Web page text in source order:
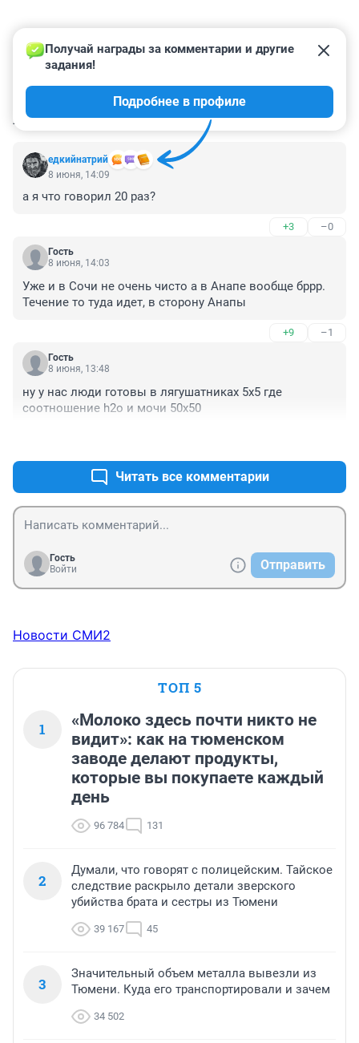
КОММЕНТАРИИ 11
едкийнатрий
Получай награды за комментарии и другие
задания!
Подробнее в профиле
8 июня, 14:09
а я что говорил 20 раз?
+3 –0
Гость
8 июня, 14:03
Уже и в Сочи не очень чисто а в Анапе вообще бррр.
Течение то туда идет, в сторону Анапы
+9 –1
Гость
8 июня, 13:48
ну у нас люди готовы в лягушатниках 5х5 где
соотношение h2o и мочи 50х50
Читать все комментарии
Гость
Войти
Отправить
Новости СМИ2
ТОП 5
1
«Молоко здесь почти никто не
видит»: как на тюменском
заводе делают продукты,
которые вы покупаете каждый
день
96 784 131
2
Думали, что говорят с полицейским. Тайское
следствие раскрыло детали зверского
убийства брата и сестры из Тюмени
39 167 45
3
Значительный объем металла вывезли из
Тюмени. Куда его транспортировали и зачем
34 502